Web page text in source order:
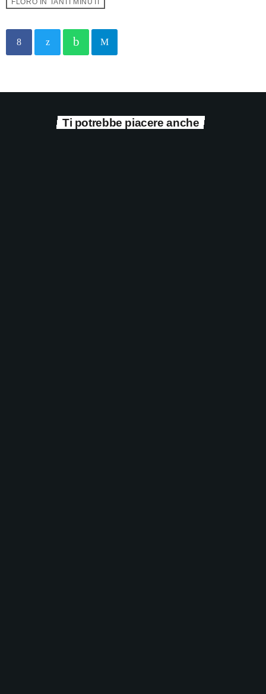
FLORO IN TANTI MINUTI
Ti potrebbe piacere anche